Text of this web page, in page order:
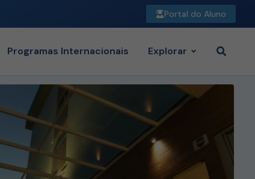
Portal do Aluno
Programas Internacionais Explorar